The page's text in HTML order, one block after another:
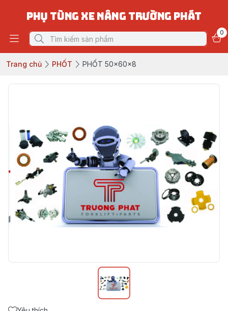
PHỤ TÙNG XE NÂNG TRƯỜNG PHÁT
0
Trang chủ PHỐT PHỐT 50x60x8